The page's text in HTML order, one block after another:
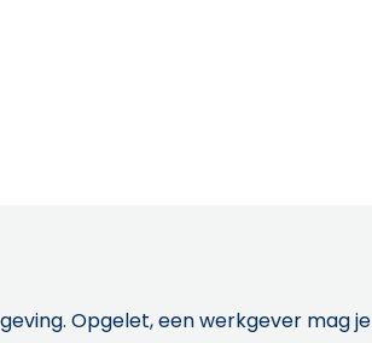
Opgelet, een werkgever mag je